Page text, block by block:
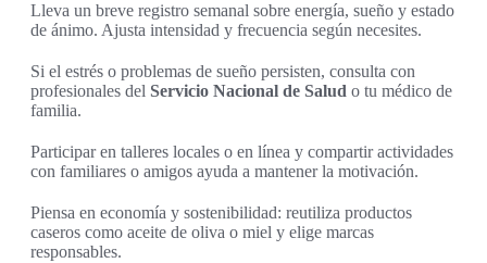
Lleva un breve registro semanal sobre energía, sueño y estado
de ánimo. Ajusta intensidad y frecuencia según necesites.
Si el estrés o problemas de sueño persisten, consulta con
profesionales del Servicio Nacional de Salud o tu médico de
familia.
Participar en talleres locales o en línea y compartir actividades
con familiares o amigos ayuda a mantener la motivación.
Piensa en economía y sostenibilidad: reutiliza productos
caseros como aceite de oliva o miel y elige marcas
responsables.